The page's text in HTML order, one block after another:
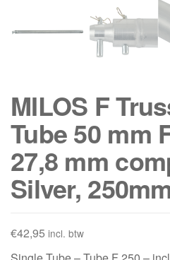
MILOS F
Tube 50 mm
27,8 mm
Silver,
€42,95 incl. btw